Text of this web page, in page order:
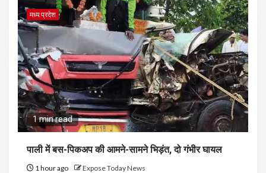
मध्य प्रदेश
1 min read
पाली में बस-पिकअप की आमने-सामने भिड़ंत, दो गंभीर घायल
1 hour ago Expose Today News